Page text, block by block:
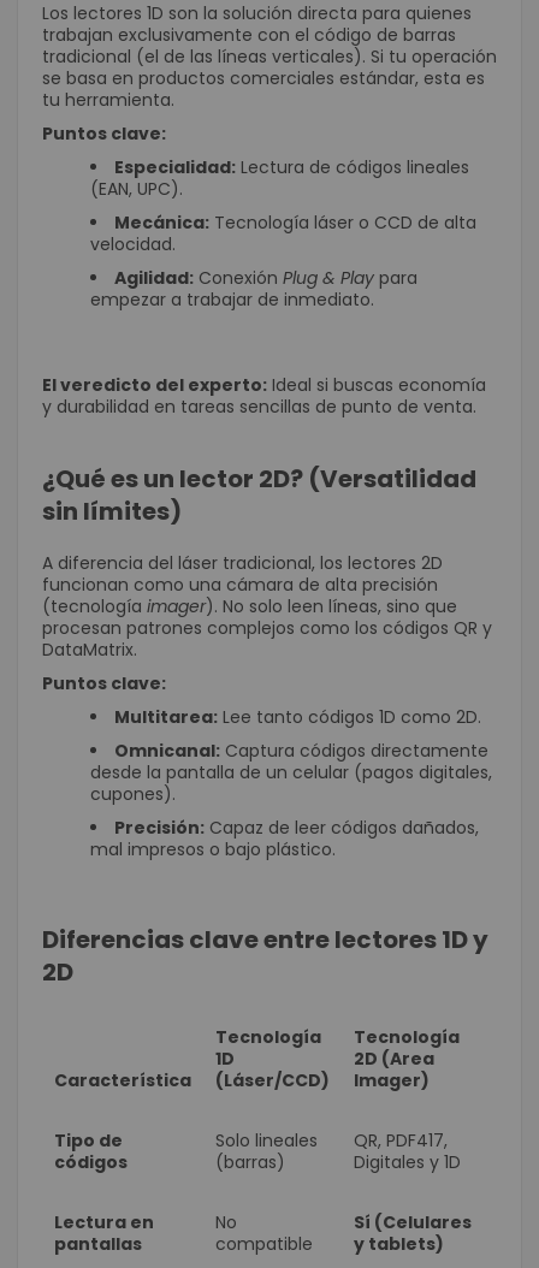
Los lectores 1D son la solución directa para quienes
trabajan exclusivamente con el código de barras
tradicional (el de las líneas verticales). Si tu operación
se basa en productos comerciales estándar, esta es
tu herramienta.
Puntos clave:
Especialidad: Lectura de códigos lineales
(EAN, UPC).
Mecánica: Tecnología láser o CCD de alta
velocidad.
Agilidad: Conexión Plug & Play para
empezar a trabajar de inmediato.
El veredicto del experto: Ideal si buscas economía
y durabilidad en tareas sencillas de punto de venta.
¿Qué es un lector 2D? (Versatilidad
sin límites)
A diferencia del láser tradicional, los lectores 2D
funcionan como una cámara de alta precisión
(tecnología imager). No solo leen líneas, sino que
procesan patrones complejos como los códigos QR y
DataMatrix.
Puntos clave:
Multitarea: Lee tanto códigos 1D como 2D.
Omnicanal: Captura códigos directamente
desde la pantalla de un celular (pagos digitales,
cupones).
Precisión: Capaz de leer códigos dañados,
mal impresos o bajo plástico.
Diferencias clave entre lectores 1D y
2D
Característica
Tecnología
1D
(Láser/CCD)
Tecnología
2D (Area
Imager)
Tipo de
códigos
Solo lineales
(barras)
QR, PDF417,
Digitales y 1D
Lectura en
pantallas
No
compatible
Sí (Celulares
y tablets)